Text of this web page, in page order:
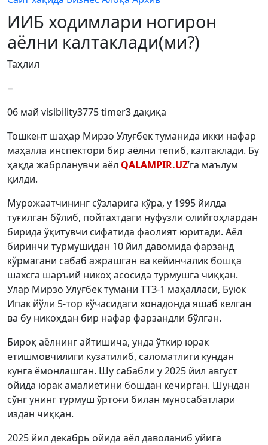
ИИБ ходимлари ногирон
аёлни калтаклади(ми?)
Таҳлил
−
06 май visibility3775timer3 дақиқа
Тошкент шаҳар Мирзо Улуғбек туманида икки нафар
маҳалла инспектори бир аёлни тепиб, калтаклади. Бу
ҳақда жабрланувчи аёл QALAMPIR.UZ’га маълум
қилди.
Мурожаатчининг сўзларига кўра, у 1995 йилда
туғилган бўлиб, пойтахтдаги нуфузли олийгоҳлардан
бирида ўқитувчи сифатида фаолият юритади. Аёл
биринчи турмушидан 10 йил давомида фарзанд
кўрмагани сабаб ажрашган ва кейинчалик бошқа
шахсга шаръий никоҳ асосида турмушга чиққан.
Улар Мирзо Улуғбек тумани ТТЗ-1 маҳалласи, Буюк
Ипак йўли 5-тор кўчасидаги хонадонда яшаб келган
ва бу никоҳдан бир нафар фарзандли бўлган.
Бироқ аёлнинг айтишича, унда ўткир юрак
етишмовчилиги кузатилиб, саломатлиги кундан
кунга ёмонлашган. Шу сабабли у 2025 йил август
ойида юрак амалиётини бошдан кечирган. Шундан
сўнг унинг турмуш ўртоғи билан муносабатлари
издан чиққан.
2025 йил декабрь ойида аёл даволаниб уйига